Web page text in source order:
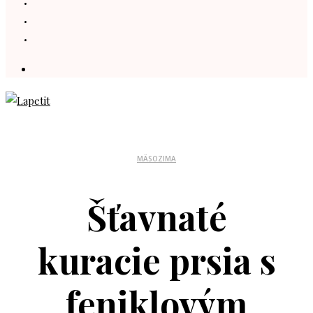
MÄSOZIMA
Šťavnaté
kuracie prsia s
feniklovým